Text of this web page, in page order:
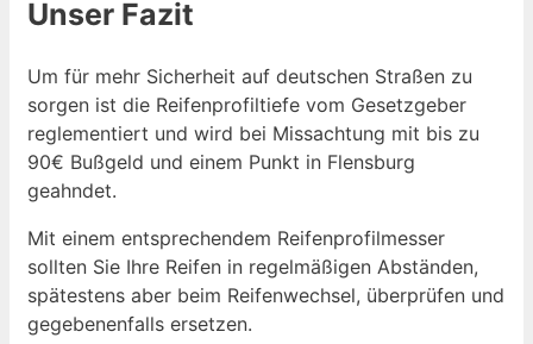
Unser Fazit
Um für mehr Sicherheit auf deutschen Straßen zu
sorgen ist die Reifenprofiltiefe vom Gesetzgeber
reglementiert und wird bei Missachtung mit bis zu
90€ Bußgeld und einem Punkt in Flensburg
geahndet.
Mit einem entsprechendem Reifenprofilmesser
sollten Sie Ihre Reifen in regelmäßigen Abständen,
spätestens aber beim Reifenwechsel, überprüfen und
gegebenenfalls ersetzen.